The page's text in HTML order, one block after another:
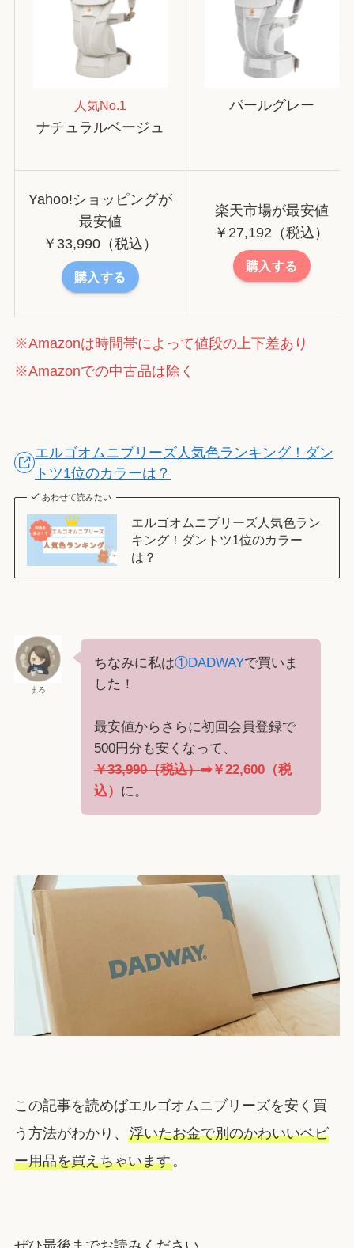
人気No.1
ナチュラルベージュ
パールグレー
Yahoo!ショッピングが
最安値
￥33,990（税込）
購入する
楽天市場が最安値
￥27,192（税込）
購入する
※Amazonは時間帯によって値段の上下差あり
※Amazonでの中古品は除く
エルゴオムニブリーズ人気色ランキング！ダン
トツ1位のカラーは？
あわせて読みたい
エルゴオムニブリーズ人気色ラン
キング！ダントツ1位のカラー
は？
まろ
ちなみに私は①DADWAYで買いま
した！
最安値からさらに初回会員登録で
500円分も安くなって、
￥33,990（税込）➡￥22,600（税
込） に。
この記事を読めばエルゴオムニブリーズを安く買
う方法がわかり、 浮いたお金で別のかわいいベビ
ー用品を買えちゃいます。